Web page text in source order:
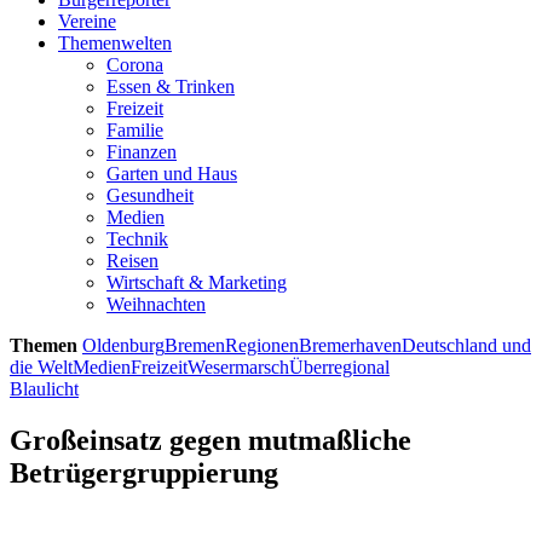
Vereine
Themenwelten
Corona
Essen & Trinken
Freizeit
Familie
Finanzen
Garten und Haus
Gesundheit
Medien
Technik
Reisen
Wirtschaft & Marketing
Weihnachten
Themen OldenburgBremenRegionenBremerhavenDeutschland und
die WeltMedienFreizeitWesermarschÜberregional
Blaulicht
Großeinsatz gegen mutmaßliche
Betrügergruppierung